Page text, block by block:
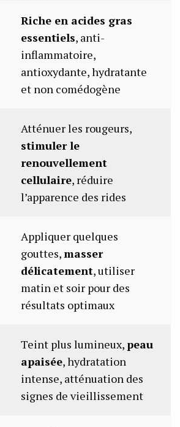
Riche en acides gras
essentiels, anti-
inflammatoire,
antioxydante, hydratante
et non comédogène
Atténuer les rougeurs,
stimuler le
renouvellement
cellulaire, réduire
l’apparence des rides
Appliquer quelques
gouttes,masser
délicatement, utiliser
matin et soir pour des
résultats optimaux
Teint plus lumineux, peau
apaisée, hydratation
intense, atténuation des
signes de vieillissement